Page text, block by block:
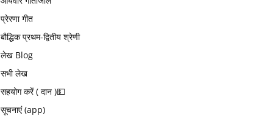
प्रेरणा गीत
बौद्धिक प्रथम-द्वितीय श्रेणी
लेख Blog
सभी लेख
सहयोग करें ( दान )💵
सूचनाएं (app)